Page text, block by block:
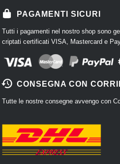
PAGAMENTI SICURI
Tutti i pagamenti nel nostro shop sono
criptati certificati VISA, Mastercard e
CONSEGNA CON
Tutte le nostre consegne avvengo con